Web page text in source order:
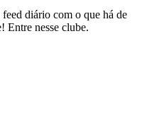
diário com o que há de
Entre nesse clube.